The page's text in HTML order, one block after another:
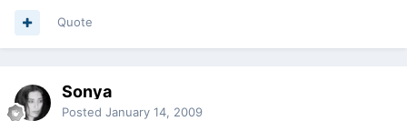
Quote
Sonya
Posted January 14, 2009